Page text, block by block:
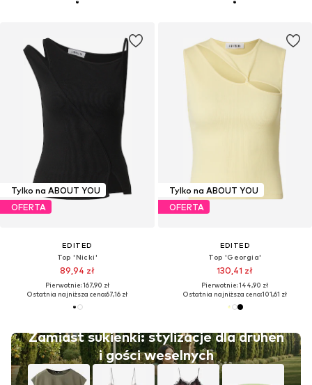
Tylko na ABOUT YOU
OFERTA
EDITED
Top 'Nicki'
89,94 zł
Pierwotnie: 167,90 zł
Ostatnia najniższa cena:67,16 zł
Tylko na ABOUT YOU
OFERTA
EDITED
Top 'Georgia'
130,41 zł
Pierwotnie: 144,90 zł
Ostatnia najniższa cena:101,61 zł
Zamiast sukienki: stylizacje dla druhen
i gości weselnych